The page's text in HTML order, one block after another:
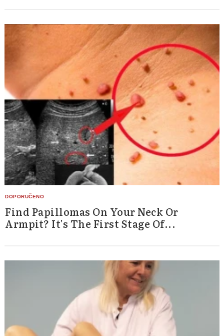
Find Papillomas On Your Neck Or
Armpit? It's The First Stage Of...